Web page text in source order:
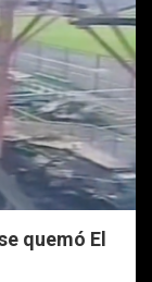
quemó El